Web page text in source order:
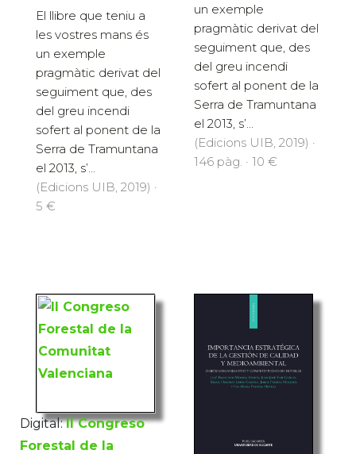
El llibre que teniu a
les vostres mans és
un exemple
pragmàtic derivat del
seguiment que, des
del greu incendi
sofert al ponent de la
Serra de Tramuntana
el 2013, s’...
(Edicions UIB, 2019) ·
5 €
un exemple
pragmàtic derivat del
seguiment que, des
del greu incendi
sofert al ponent de la
Serra de Tramuntana
el 2013, s’...
(Edicions UIB, 2019) ·
146 pàg. · 10 €
Digital: II Congreso
Forestal de la